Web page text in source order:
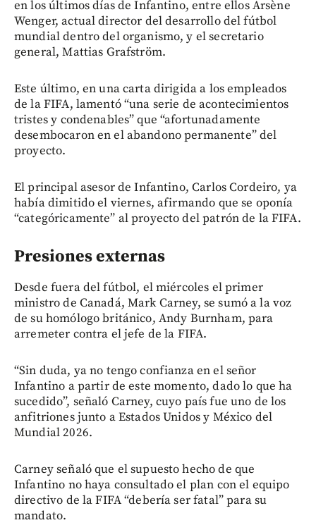
en los últimos días de Infantino, entre ellos Arsène
Wenger, actual director del desarrollo del fútbol
mundial dentro del organismo, y el secretario
general, Mattias Grafström.
Este último, en una carta dirigida a los empleados
de la FIFA, lamentó “una serie de acontecimientos
tristes y condenables” que “afortunadamente
desembocaron en el abandono permanente” del
proyecto.
El principal asesor de Infantino, Carlos Cordeiro, ya
había dimitido el viernes, afirmando que se oponía
“categóricamente” al proyecto del patrón de la FIFA.
Presiones externas
Desde fuera del fútbol, el miércoles el primer
ministro de Canadá, Mark Carney, se sumó a la voz
de su homólogo británico, Andy Burnham, para
arremeter contra el jefe de la FIFA.
“Sin duda, ya no tengo confianza en el señor
Infantino a partir de este momento, dado lo que ha
sucedido”, señaló Carney, cuyo país fue uno de los
anfitriones junto a Estados Unidos y México del
Mundial 2026.
Carney señaló que el supuesto hecho de que
Infantino no haya consultado el plan con el equipo
directivo de la FIFA “debería ser fatal” para su
mandato.